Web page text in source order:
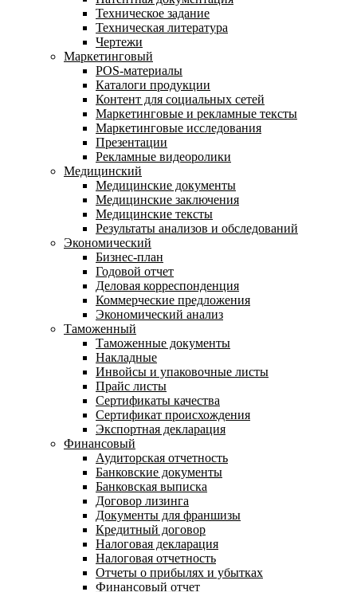
Техническое задание
Техническая литература
Чертежи
Маркетинговый
POS-материалы
Каталоги продукции
Контент для социальных сетей
Маркетинговые и рекламные тексты
Маркетинговые исследования
Презентации
Рекламные видеоролики
Медицинский
Медицинские документы
Медицинские заключения
Медицинские тексты
Результаты анализов и обследований
Экономический
Бизнес-план
Годовой отчет
Деловая корреспонденция
Коммерческие предложения
Экономический анализ
Таможенный
Таможенные документы
Накладные
Инвойсы и упаковочные листы
Прайс листы
Сертификаты качества
Сертификат происхождения
Экспортная декларация
Финансовый
Аудиторская отчетность
Банковские документы
Банковская выписка
Договор лизинга
Документы для франшизы
Кредитный договор
Налоговая декларация
Налоговая отчетность
Отчеты о прибылях и убытках
Финансовый отчет